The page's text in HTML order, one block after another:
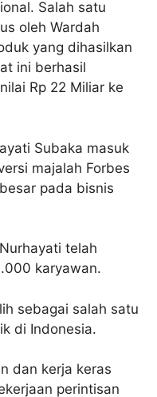
Salah satu
oleh Wardah
yang dihasilkan
ini berhasil
Rp 22 Miliar ke
Subaka masuk
majalah Forbes
pada bisnis
telah
karyawan.
sebagai salah satu
di Indonesia.
dan kerja keras
perintisan